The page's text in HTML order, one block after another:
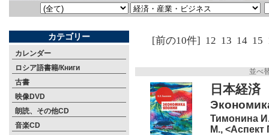
カテゴリー
カレンダー
ロシア語書籍/Книги
古書
映像DVD
朗読、その他CD
音楽CD
[前の10件] 12 13 14 15
並べ
日本経
Тимонина
М., <Аспект